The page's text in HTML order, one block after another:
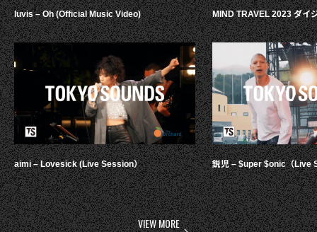
luvis – Oh (Official Music Video)
aimi – Lovesick (Live Session）
MIND TRAVEL 2023 ダイ
鋭児 – $uper $onic（Live
VIEW MORE